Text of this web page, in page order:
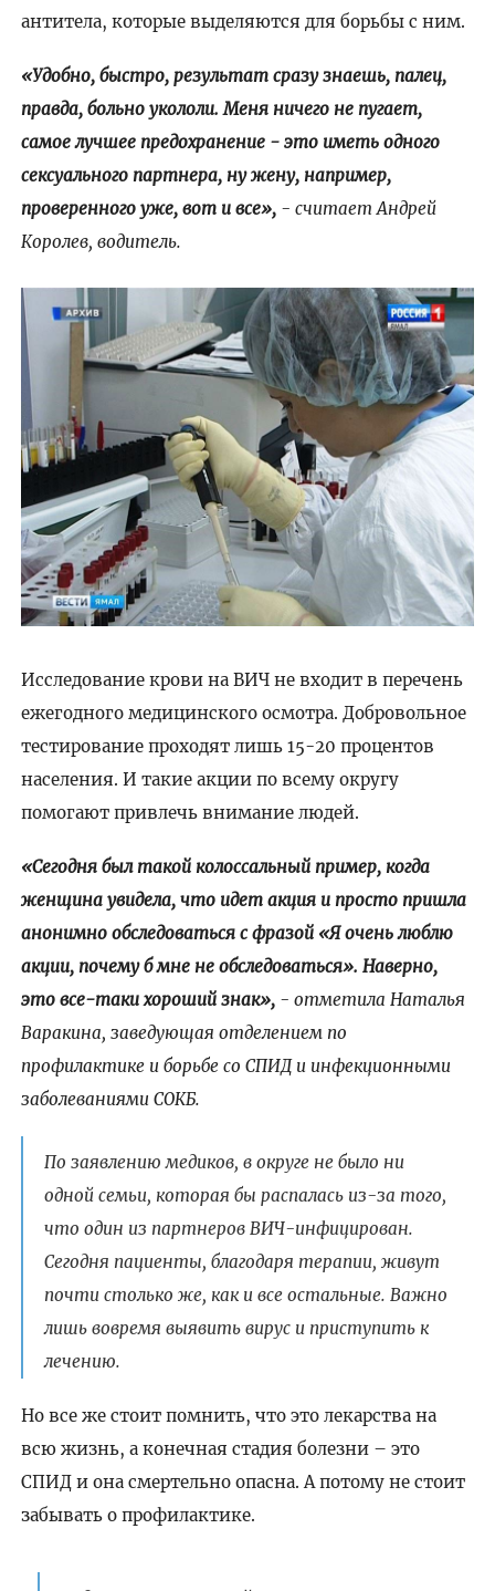
антитела, которые выделяются для борьбы с ним.
«Удобно, быстро, результат сразу знаешь, палец,
правда, больно укололи. Меня ничего не пугает,
самое лучшее предохранение - это иметь одного
сексуального партнера, ну жену, например,
проверенного уже, вот и все», - считает Андрей
Королев, водитель.
Исследование крови на ВИЧ не входит в перечень
ежегодного медицинского осмотра. Добровольное
тестирование проходят лишь 15-20 процентов
населения. И такие акции по всему округу
помогают привлечь внимание людей.
«Сегодня был такой колоссальный пример, когда
женщина увидела, что идет акция и просто пришла
анонимно обследоваться с фразой «Я очень люблю
акции, почему б мне не обследоваться». Наверно,
это все-таки хороший знак», - отметила Наталья
Варакина, заведующая отделением по
профилактике и борьбе со СПИД и инфекционными
заболеваниями СОКБ.
По заявлению медиков, в округе не было ни
одной семьи, которая бы распалась из-за того,
что один из партнеров ВИЧ-инфицирован.
Сегодня пациенты, благодаря терапии, живут
почти столько же, как и все остальные. Важно
лишь вовремя выявить вирус и приступить к
лечению.
Но все же стоит помнить, что это лекарства на
всю жизнь, а конечная стадия болезни – это
СПИД и она смертельно опасна. А потому не стоит
забывать о профилактике.